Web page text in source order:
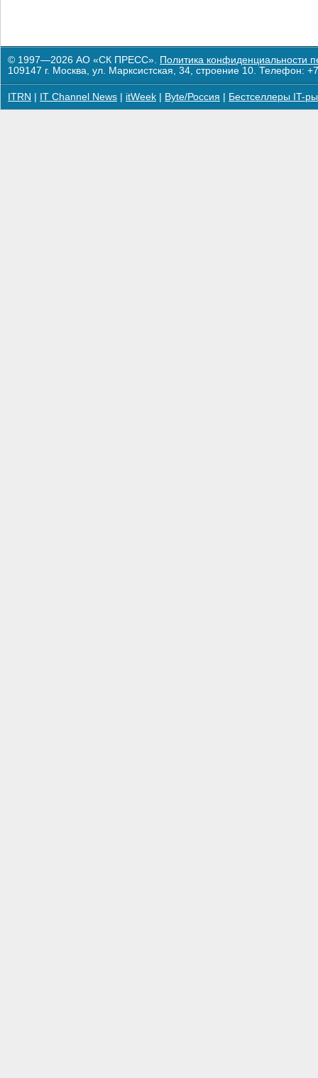
© 1997—2026 АО «СК ПРЕСС». Политика конфиденциальности
109147 г. Москва, ул. Марксистская, 34, строение 10. Телефон:
ITRN IT Channel News itWeek Byte/Россия Бестселлеры IT-